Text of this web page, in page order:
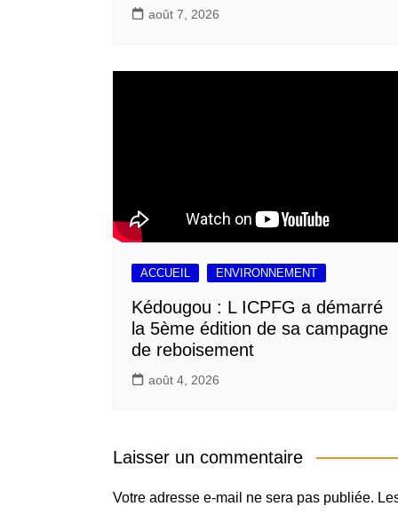
août 7, 2026
ACCUEIL ENVIRONNEMENT
Kédougou : L ICPFG a démarré
la 5ème édition de sa campagne
de reboisement
août 4, 2026
Laisser un commentaire
Votre adresse e-mail ne sera pas publiée.